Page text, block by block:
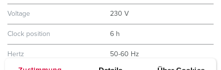
Voltage 230 V
Clock position 6 h
Hertz 50-60 Hz